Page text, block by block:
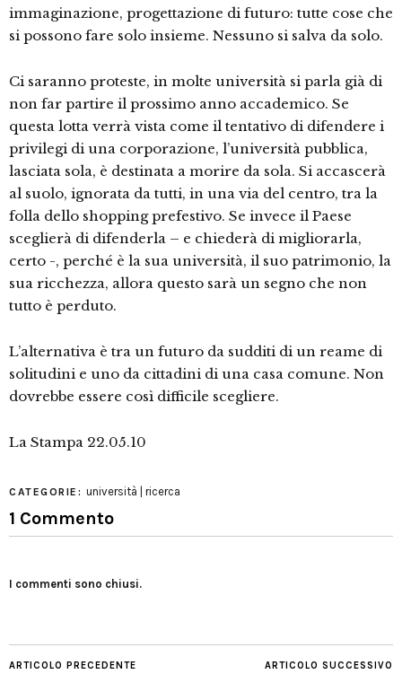
immaginazione, progettazione di futuro: tutte cose che
si possono fare solo insieme. Nessuno si salva da solo.
Ci saranno proteste, in molte università si parla già di
non far partire il prossimo anno accademico. Se
questa lotta verrà vista come il tentativo di difendere i
privilegi di una corporazione, l’università pubblica,
lasciata sola, è destinata a morire da sola. Si accascerà
al suolo, ignorata da tutti, in una via del centro, tra la
folla dello shopping prefestivo. Se invece il Paese
sceglierà di difenderla – e chiederà di migliorarla,
certo -, perché è la sua università, il suo patrimonio, la
sua ricchezza, allora questo sarà un segno che non
tutto è perduto.
L’alternativa è tra un futuro da sudditi di un reame di
solitudini e uno da cittadini di una casa comune. Non
dovrebbe essere così difficile scegliere.
La Stampa 22.05.10
CATEGORIE: università | ricerca
1 Commento
I commenti sono chiusi.
ARTICOLO PRECEDENTE ARTICOLO SUCCESSIVO